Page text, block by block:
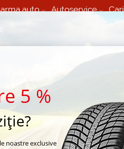
auto Autoservice
5 %
noastre exclusive